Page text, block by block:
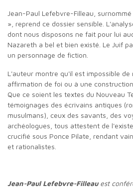
Jean-Paul Lefebvre-Filleau, surnommé le « détective de l'histoire
», reprend ce dossier sensible.
dont nous disposons ne fait pour lui
Nazareth a bel et bien existé. Le Juif
un personnage de fiction.
L'auteur montre qu'il est impossible de réduire Jésus à une seule
affirmation de foi ou à une
Que ce soient les textes du Nouveau
témoignages des écrivains antiques
musulmans), ceux des savants, des
archéologues, tous attestent de
crucifié sous Ponce Pilate, rendant
et rationalistes.
Jean-Paul Lefebvre-Filleauest